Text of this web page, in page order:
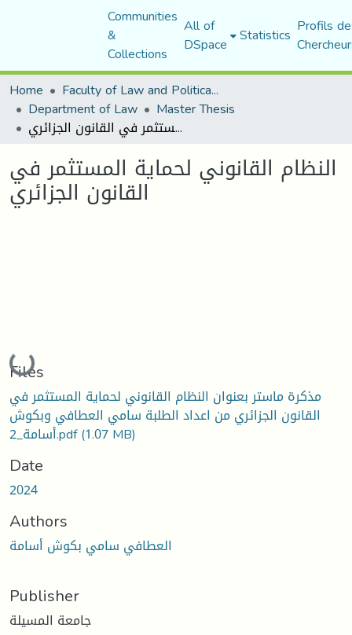
Communities
&
Collections
All of
DSpace Statistics Profils
Home
Faculty of Law and Political Science
Department of Law Master Thesis
النظام القانوني لحماية المستثمر في القانون الجزائري
النظام القانوني لحماية المستثمر في
القانون الجزائري
Loading...
Files
مذكرة ماستر بعنوان النظام القانوني لحماية المستثمر في
القانون الجزائري من اعداد الطلبة سامي العطافي وبكوش
أسامة_2.pdf(1.07 MB)
Date
2024
Authors
العطافي سامي بكوش أسامة
Publisher
جامعة المسيلة